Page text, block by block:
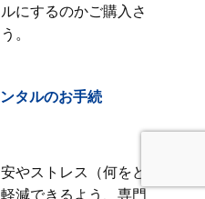
にするのかご購入さ
。
タルのお手続
やストレス（何をど
減できるよう、専門